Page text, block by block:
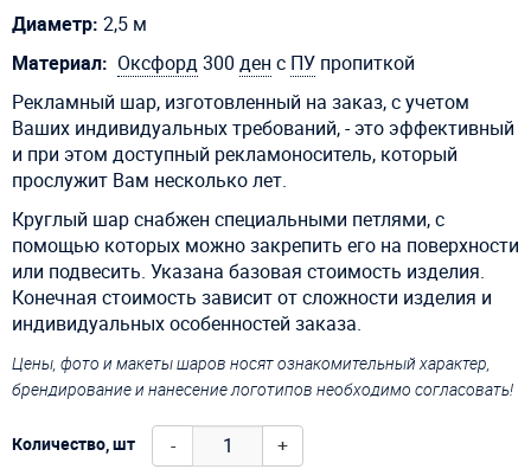
Диаметр: 2,5 м
Материал: Оксфорд300 ден с ПУ пропиткой
Рекламный шар, изготовленный на заказ, с учетом
Ваших индивидуальных требований, - это эффективный
и при этом доступный рекламоноситель, который
прослужит Вам несколько лет.
Круглый шар снабжен специальными петлями, с
помощью которых можно закрепить его на поверхности
или подвесить. Указана базовая стоимость изделия.
Конечная стоимость зависит от сложности изделия и
индивидуальных особенностей заказа.
Цены, фото и макеты шаров носят ознакомительный характер,
брендирование и нанесение логотипов необходимо согласовать!
Количество, шт - +